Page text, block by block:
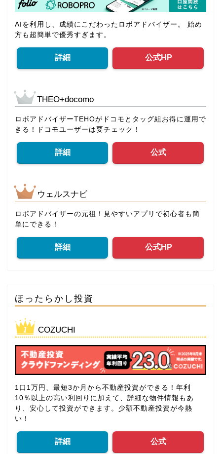
AIを利用し、成績にこだわったロボアドバイザー。 始め
方も超簡単で優秀すぎます。
詳細 公式HP
THEO+docomo
ロボアドバイザーTEHOがドコモとタッグ組お得に運用で
きる！ドコモユーザーは要チェック！
詳細 公式
ウェルスナビ
ロボアドバイザーの元祖！見やすいアプリで初心者も簡
単にできる！
詳細 公式HP
ほったらかし投資
COZUCHI
1口1万円、最短3か月から不動産投資ができる！年利
10％以上の高い利回りに加えて、詳細な物件情報もあ
り、安心して投資ができます。少額不動産投資が今熱
い！
詳細 公式